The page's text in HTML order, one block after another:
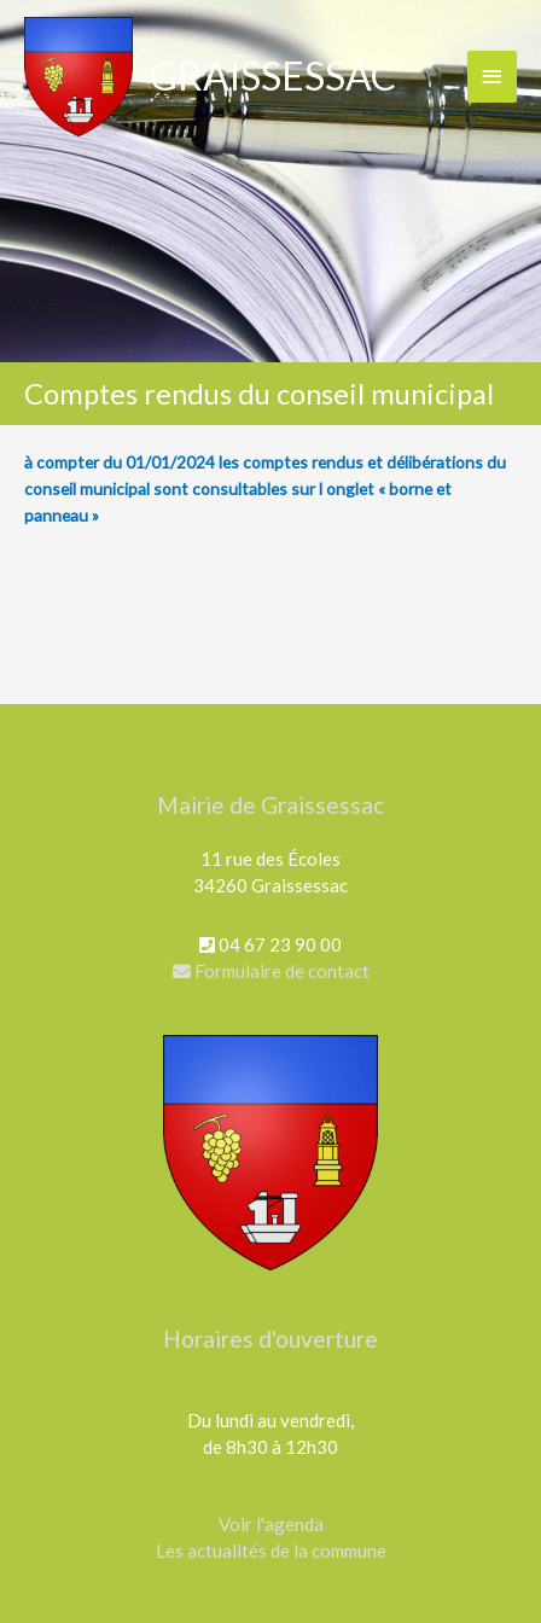
GRAISSESSAC
Menu
Comptes rendus du conseil municipal
à compter du 01/01/2024 les comptes rendus et délibérations du
conseil municipal sont consultables sur l onglet « borne et
panneau »
Mairie de Graissessac
11 rue des Écoles
34260 Graissessac
04 67 23 90 00
Formulaire de contact
Horaires d'ouverture
Du lundi au vendredi,
de 8h30 à 12h30
Voir l'agenda
Les actualités de la commune